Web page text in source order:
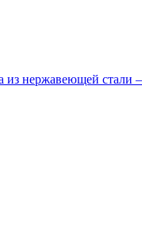
из нержавеющей